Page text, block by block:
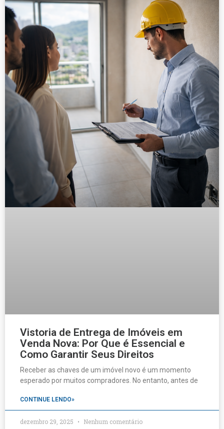
Vistoria de Entrega de Imóveis em
Venda Nova: Por Que é Essencial e
Como Garantir Seus Direitos
Receber as chaves de um imóvel novo é um momento
esperado por muitos compradores. No entanto, antes de
CONTINUE LENDO»
dezembro 29, 2025 Nenhum comentário